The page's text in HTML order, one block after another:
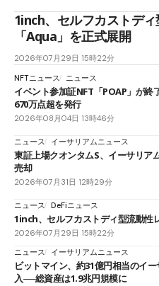
1inch、セルフカストデ
「Aqua」を正式展開
2026年07月29日 15時22分
NFTニュース
ニュース
イベント参加証NFT「POAP」が終
670万点超を発行
2026年08月04日 13時46分
ニュース イーサリアムニュース
東証上場クオンタムS、イーサリア
売却
2026年07月31日 12時29分
ニュース DeFiニュース
1inch、セルフカストディ型流動性
2026年07月29日 15時22分
ニュース
イーサリアムニュース
ビットマイン、約31億円相当のイ
入──総資産は1.9兆円規模に